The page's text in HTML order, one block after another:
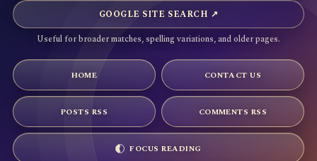
GOOGLE SITE SEARCH ↗
Useful for broader matches, spelling variations, and older pages.
HOME CONTACT US
POSTS RSS COMMENTS RSS
FOCUS READING